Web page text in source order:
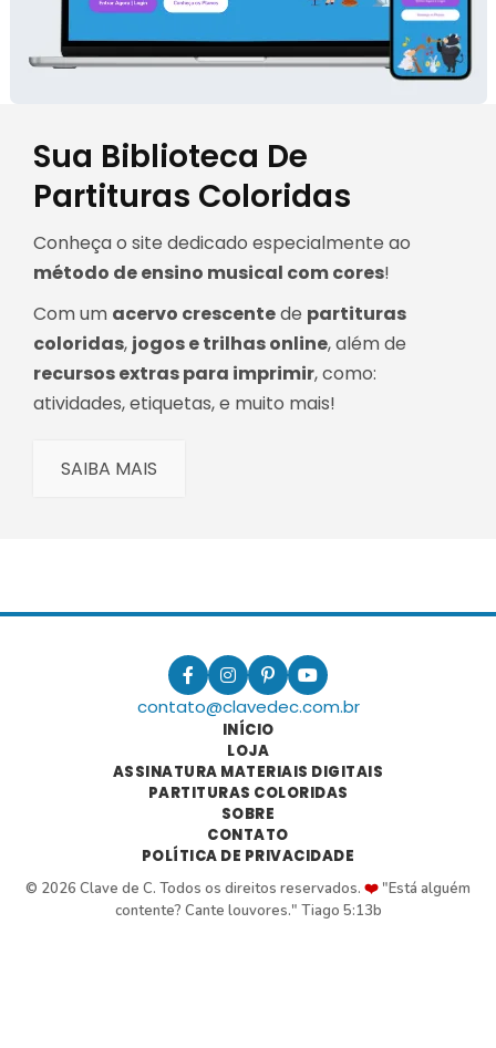
Sua Biblioteca De
Partituras Coloridas
Conheça o site dedicado especialmente ao
método de ensino musical com cores!
Com um acervo crescentede partituras
coloridas, jogos e trilhas online, além de
recursos extras para imprimir, como:
atividades, etiquetas, e muito mais!
SAIBA MAIS
contato@clavedec.com.br
INÍCIO
LOJA
ASSINATURA MATERIAIS DIGITAIS
PARTITURAS COLORIDAS
SOBRE
CONTATO
POLÍTICA DE PRIVACIDADE
© 2026 Clave de C. Todos os direitos reservados. ❤️ "Está alguém
contente? Cante louvores." Tiago 5:13b